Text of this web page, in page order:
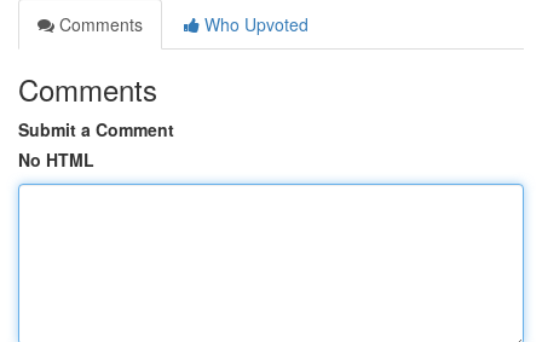
Comments
Who Upvoted
Comments
Submit a Comment
No HTML